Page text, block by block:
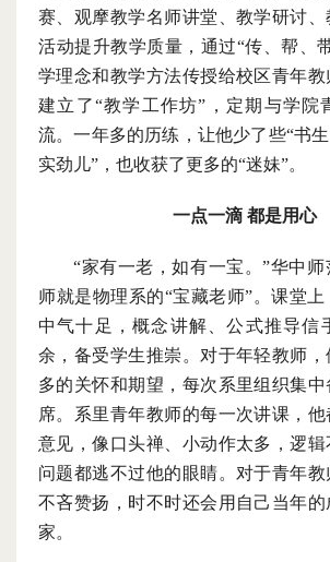
赛、观摩教学名师讲堂、教学研讨、
活动提升教学质量，通过“传、帮、
学理念和教学方法传授给校区青年
建立了“教学工作坊”，定期与学院
流。一年多的历练，让他少了些“书
实劲儿”，也收获了更多的“迷妹”。
一点一滴 都是用心
“家有一老，如有一宝。”华中师
师就是物理系的“宝藏老师”。课堂
中气十足，概念讲解、公式推导信
余，备受学生推崇。对于年轻教师
多的关怀和期望，每次系里组织集
席。系里青年教师的每一次讲课，
意见，像口头禅、小动作太多，逻
问题都逃不过他的眼睛。对于青年
不吝赞扬，时不时还会用自己当年
家。